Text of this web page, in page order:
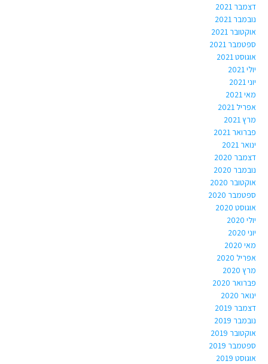
דצמבר 2021
נובמבר 2021
אוקטובר 2021
ספטמבר 2021
אוגוסט 2021
יולי 2021
יוני 2021
מאי 2021
אפריל 2021
מרץ 2021
פברואר 2021
ינואר 2021
דצמבר 2020
נובמבר 2020
אוקטובר 2020
ספטמבר 2020
אוגוסט 2020
יולי 2020
יוני 2020
מאי 2020
אפריל 2020
מרץ 2020
פברואר 2020
ינואר 2020
דצמבר 2019
נובמבר 2019
אוקטובר 2019
ספטמבר 2019
אוגוסט 2019